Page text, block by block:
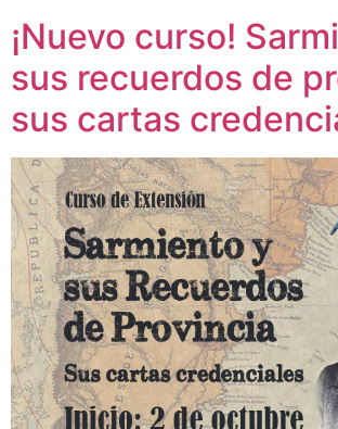
¡Nuevo curso!
sus recuerdos de
sus cartas